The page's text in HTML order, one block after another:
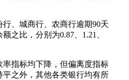
、城商行、农商行逾期90天
之比，分别为0.87、1.21、
指标均下降，但偏离度指标
平之外，其他各类银行均有所